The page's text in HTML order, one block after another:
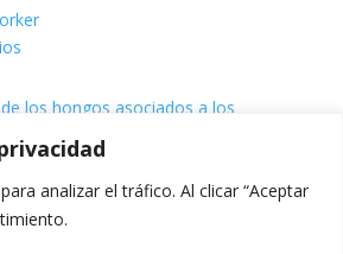
analizar el tráfico. Al clicar “Aceptar
de los hongos asociados a los
radicular. Comprender, observar e
gestión responsable del árbol’, con
2026